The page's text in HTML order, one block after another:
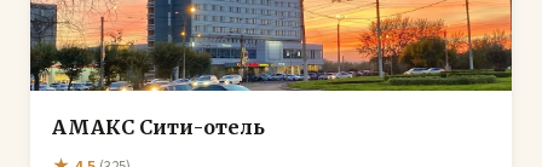
АМАКС Сити-отель